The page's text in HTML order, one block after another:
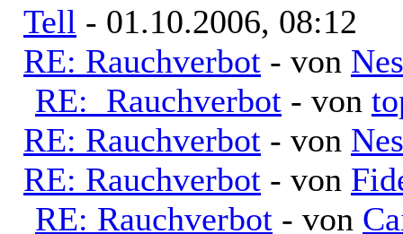
Tell - 01.10.2006, 08:12
RE: Rauchverbot - von
RE: Rauchverbot - von
RE: Rauchverbot - von
RE: Rauchverbot - von
RE: Rauchverbot - von